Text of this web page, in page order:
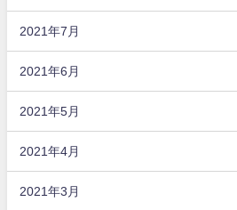
2021年7月
2021年6月
2021年5月
2021年4月
2021年3月